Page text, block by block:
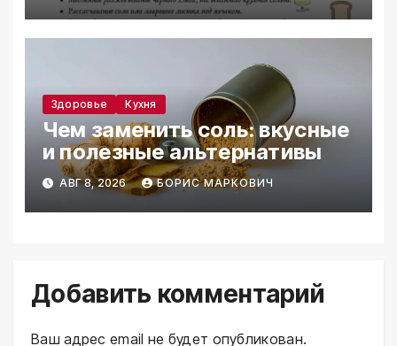
Здоровье Кухня
Чем заменить соль: вкусные
и полезные альтернативы
АВГ 8, 2026 БОРИС МАРКОВИЧ
Добавить комментарий
Ваш адрес email не будет опубликован.